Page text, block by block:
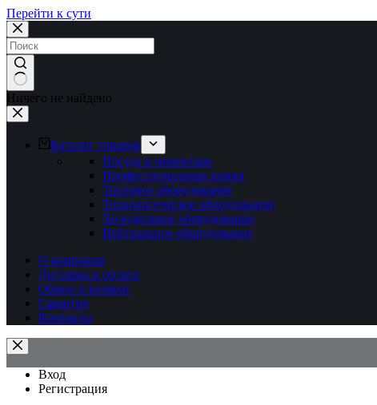
Перейти к сути
Ничего не найдено
Каталог товаров
Посуда и инвентарь
Профессиональная химия
Тепловое оборудование
Технологическое оборудование
Холодильное оборудование
Нейтральное оборудование
О компании
Доставка и оплата
Обмен и возврат
Гарантия
Контакты
Вход
Регистрация